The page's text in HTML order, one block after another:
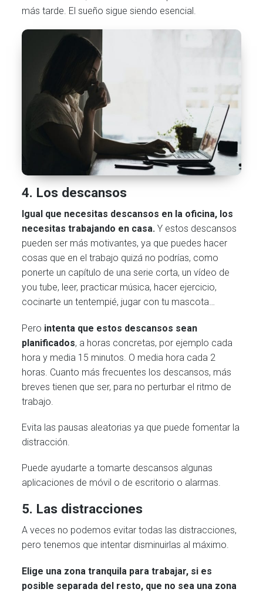
más tarde. El sueño sigue siendo esencial.
4. Los descansos
Igual que necesitas descansos en la oficina, los
necesitas trabajando en casa. Y estos descansos
pueden ser más motivantes, ya que puedes hacer
cosas que en el trabajo quizá no podrías, como
ponerte un capítulo de una serie corta, un vídeo de
you tube, leer, practicar música, hacer ejercicio,
cocinarte un tentempié, jugar con tu mascota…
Pero intenta que estos descansos sean
planificados, a horas concretas, por ejemplo cada
hora y media 15 minutos. O media hora cada 2
horas. Cuanto más frecuentes los descansos, más
breves tienen que ser, para no perturbar el ritmo de
trabajo.
Evita las pausas aleatorias ya que puede fomentar la
distracción.
Puede ayudarte a tomarte descansos algunas
aplicaciones de móvil o de escritorio o alarmas.
5. Las distracciones
A veces no podemos evitar todas las distracciones,
pero tenemos que intentar disminuirlas al máximo.
Elige una zona tranquila para trabajar, si es
posible separada del resto, que no sea una zona